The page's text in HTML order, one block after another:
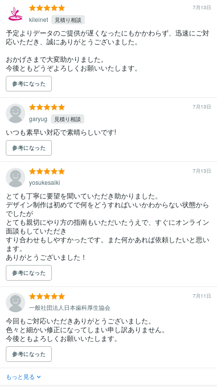
7月13日
kileinet 見積り相談
予定よりデータのご提供が遅くなったにもかかわらず、迅速にご対
応いただき、誠にありがとうございました。
おかげさまで大変助かりました。
今後ともどうぞよろしくお願いいたします。
参考になった
7月13日
garyug 見積り相談
いつも素早い対応で素晴らしいです!
参考になった
7月13日
yosukesaiki
とても丁寧に要望を聞いていただき助かりました。
デザイン制作は初めてで何をどうすればいいかわからない状態から
でしたが
とても親切にやり方の指南もいただいたうえで、すぐにオンライン
面談もしていただき
すり合わせもしやすかったです。また何かあれば依頼したいと思い
ます。
ありがとうございました！
参考になった
7月11日
一般社団法人日本歯科厚生協会
今回もご対応いただきありがとうございました。
色々と細かい修正になってしまい申し訳ありません。
今後ともよろしくお願いいたします。
参考になった
もっと見る